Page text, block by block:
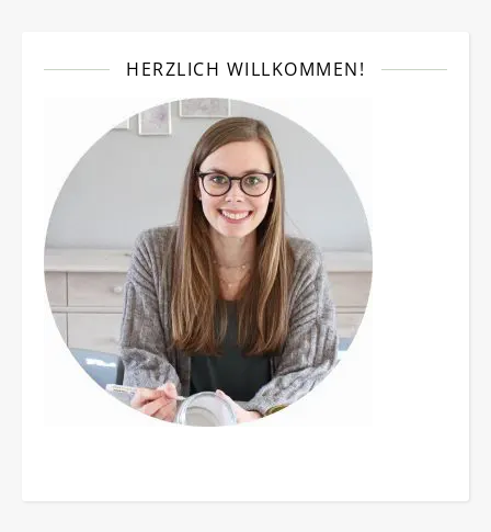
HERZLICH WILLKOMMEN!